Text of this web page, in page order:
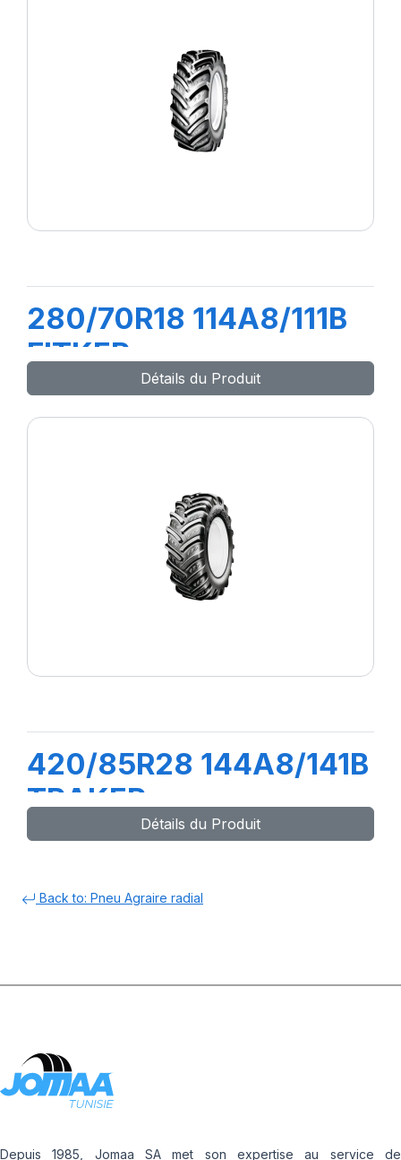
280/70R18 114A8/111B
FITKER
Détails du Produit
420/85R28 144A8/141B
TRAKER
Détails du Produit
Back to: Pneu Agraire radial
Depuis 1985, Jomaa SA met son expertise au service de